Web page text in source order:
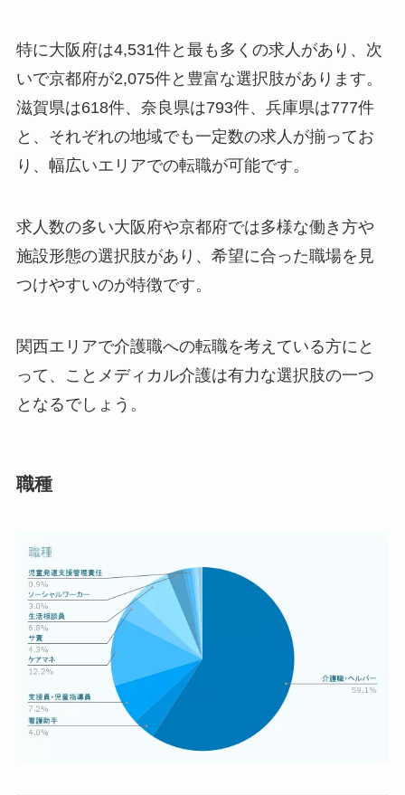
特に大阪府は4,531件と最も多くの求人があり、次
いで京都府が2,075件と豊富な選択肢があります。
滋賀県は618件、奈良県は793件、兵庫県は777件
と、それぞれの地域でも一定数の求人が揃ってお
り、幅広いエリアでの転職が可能です。
求人数の多い大阪府や京都府では多様な働き方や
施設形態の選択肢があり、希望に合った職場を見
つけやすいのが特徴です。
関西エリアで介護職への転職を考えている方にと
って、ことメディカル介護は有力な選択肢の一つ
となるでしょう。
職種